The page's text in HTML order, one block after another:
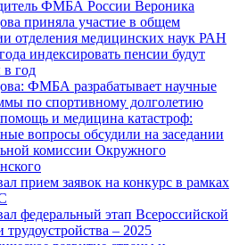
ФМБА России Вероника
приняла участие в общем
отделения медицинских наук РАН
индексировать пенсии будут
год
ФМБА разрабатывает научные
по спортивному долголетию
и медицина катастроф:
вопросы обсудили на заседании
комиссии Окружного
прием заявок на конкурс в рамках
федеральный этап Всероссийской
трудоустройства – 2025